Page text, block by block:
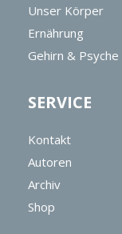
Unser Körper
Ernährung
Gehirn & Psyche
SERVICE
Kontakt
Autoren
Archiv
Shop